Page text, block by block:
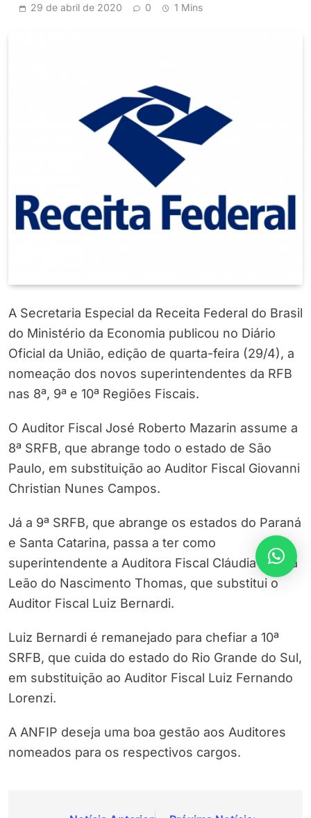
29 de abril de 2020 0 1 Mins
A Secretaria Especial da Receita Federal do Brasil
do Ministério da Economia publicou no Diário
Oficial da União, edição de quarta-feira (29/4), a
nomeação dos novos superintendentes da RFB
nas 8ª, 9ª e 10ª Regiões Fiscais.
O Auditor Fiscal José Roberto Mazarin assume a
8ª SRFB, que abrange todo o estado de São
Paulo, em substituição ao Auditor Fiscal Giovanni
Christian Nunes Campos.
Já a 9ª SRFB, que abrange os estados do Paraná
e Santa Catarina, passa a ter como
superintendente a Auditora Fiscal Cláudia Refina
Leão do Nascimento Thomas, que substitui o
Auditor Fiscal Luiz Bernardi.
Luiz Bernardi é remanejado para chefiar a 10ª
SRFB, que cuida do estado do Rio Grande do Sul,
em substituição ao Auditor Fiscal Luiz Fernando
Lorenzi.
A ANFIP deseja uma boa gestão aos Auditores
nomeados para os respectivos cargos.